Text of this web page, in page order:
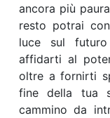
ancora più
resto potrai
luce sul
affidarti al
oltre a fornirti
fine della tua
cammino da